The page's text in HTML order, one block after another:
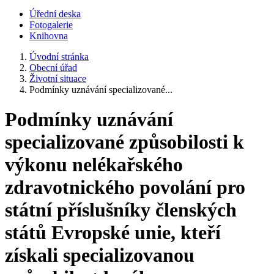
Úřední deska
Fotogalerie
Knihovna
Úvodní stránka
Obecní úřad
Životní situace
Podmínky uznávání specializované...
Podmínky uznávání
specializované způsobilosti k
výkonu nelékařského
zdravotnického povolání pro
státní příslušníky členských
států Evropské unie, kteří
získali specializovanou